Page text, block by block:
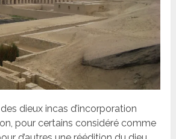
dieux incas d’incorporation
pour certains considéré comme